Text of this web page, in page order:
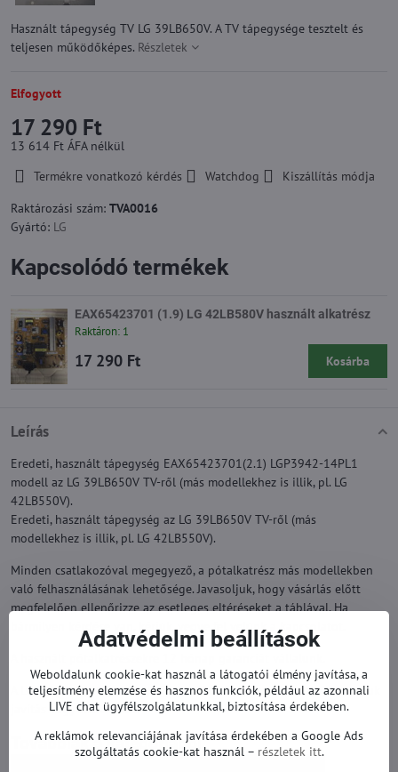
Használt tápegység TV LG 39LB650V. A TV tápegysége tesztelt és
teljesen működőképes. Részletek
Elfogyott
17 290 Ft
13 614 Ft ÁFA nélkül
Termékre vonatkozó kérdés
Watchdog
Kiszállítás módja
Raktározási szám: TVA0016
Gyártó: LG
Leírás
Eredeti, használt tápegység EAX65423701(2.1) LGP3942-14PL1
modell az LG 39LB650V TV-ről (más modellekhez is illik, pl. LG
42LB550V).
Eredeti, használt tápegység az LG 39LB650V TV-ről (más
modellekhez is illik, pl. LG 42LB550V).
Minden csatlakozóval megegyező, a pótalkatrész más modellekben
való felhasználásának lehetősége. Javasoljuk, hogy vásárlás előtt
megfelelően ellenőrizze az esetleges eltéréseket a táblával. Ha
bármilyen kérdése van, kérjük, vegye fel velünk a kapcsolatot.
A LG TV pótalkatrészek gyárilag működőképesek. Nem történt rajtuk
javítás vagy szervizelés.
Továbbiak a kategóriából
Kapcsolódó termékek
EAX65423701 (1.9) LG 42LB580V használt alkatrész
Raktáron: 1
17 290 Ft Kosárba
Adatvédelmi beállítások
Weboldalunk cookie-kat használ a látogatói élmény javítása, a
teljesítmény elemzése és hasznos funkciók, például az azonnali
LIVE chat ügyfélszolgálatunkkal, biztosítása érdekében.
A reklámok relevanciájának javítása érdekében a Google Ads
szolgáltatás cookie-kat használ – részletek itt.